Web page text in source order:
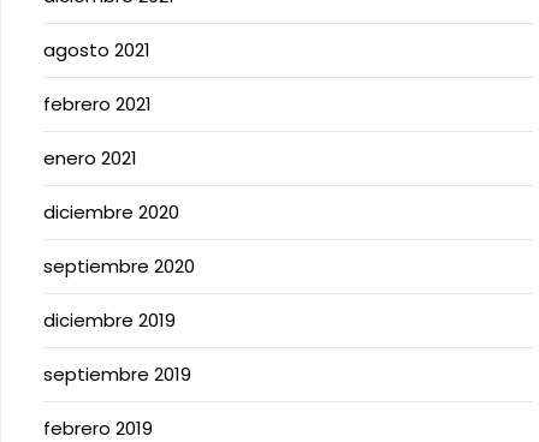
agosto 2021
febrero 2021
enero 2021
diciembre 2020
septiembre 2020
diciembre 2019
septiembre 2019
febrero 2019